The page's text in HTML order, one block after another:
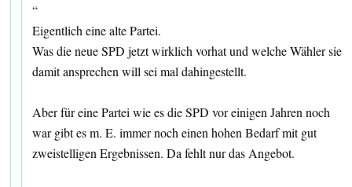
“
Eigentlich eine alte Partei.
Was die neue SPD jetzt wirklich vorhat und welche Wähler sie
damit ansprechen will sei mal dahingestellt.
Aber für eine Partei wie es die SPD vor einigen Jahren noch
war gibt es m. E. immer noch einen hohen Bedarf mit gut
zweistelligen Ergebnissen. Da fehlt nur das Angebot.